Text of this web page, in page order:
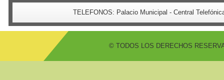
TELEFONOS: Palacio Municipal - Central
© TODOS LOS DERECHOS